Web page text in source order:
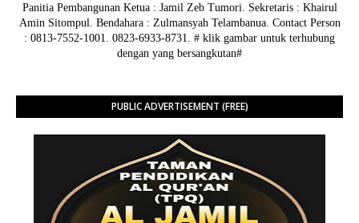
Panitia Pembangunan Ketua : Jamil Zeb Tumori. Sekretaris : Khairul
Amin Sitompul. Bendahara : Zulmansyah Telambanua. Contact Person
: 0813-7552-1001. 0823-6933-8731. # klik gambar untuk terhubung
dengan yang bersangkutan#
PUBLIC ADVERTISEMENT (FREE)